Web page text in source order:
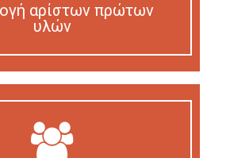
αρίστων πρώτων
υλών